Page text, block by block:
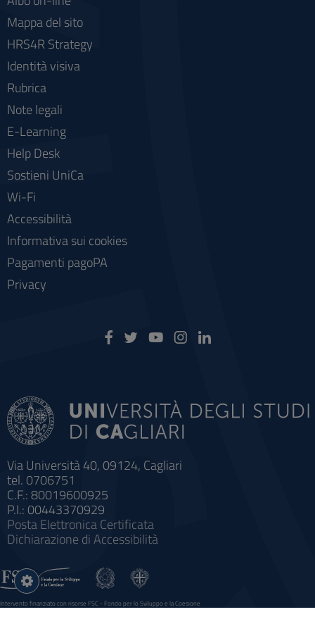
Via Università 40, 09124, Cagliari
tel. 0706751
C.F.: 80019600925
P.I.: 00443370929
Posta Elettronica Certificata
Dichiarazione di Accessibilità
Mappa del sito
HRS4R Strategy
Identità visiva
Rubrica
Note legali
E-Learning
Help Desk
Sostieni UniCa
Wi-Fi
Accessibilità
Informativa sui cookies
Pagamenti pagoPA
Privacy
Intervento finanziato con risorse FSC - Fondo per lo Sviluppo e la Coesione
Sistema informatico gestionale integrato a supporto della didattica e della ricerca e potenziamento dei servizi online
Impostazioni
cookie